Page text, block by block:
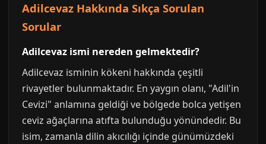
Adilcevaz Hakkında Sıkça Sorulan
Sorular
Adilcevaz ismi nereden gelmektedir?
Adilcevaz isminin kökeni hakkında çeşitli
rivayetler bulunmaktadır. En yaygın olanı, "Adil'in
Cevizi" anlamına geldiği ve bölgede bolca yetişen
ceviz ağaçlarına atıfta bulunduğu yönündedir. Bu
isim, zamanla dilin akıcılığı içinde günümüzdeki